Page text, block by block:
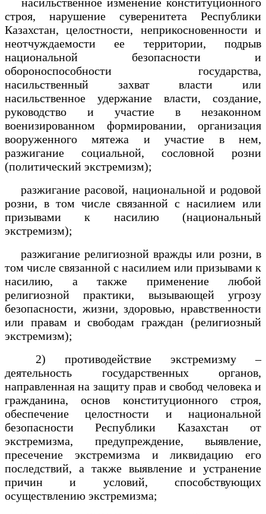
строя, нарушение суверенитета Республики
Казахстан, целостности, неприкосновенности и
неотчуждаемости ее территории, подрыв
национальной безопасности и
обороноспособности государства,
насильственный захват власти или
насильственное удержание власти, создание,
руководство и участие в незаконном
военизированном формировании, организация
вооруженного мятежа и участие в нем,
разжигание социальной, сословной розни
(политический экстремизм);
разжигание расовой, национальной и родовой
розни, в том числе связанной с насилием или
призывами к насилию (национальный
экстремизм);
разжигание религиозной вражды или розни, в
том числе связанной с насилием или призывами к
насилию, а также применение любой
религиозной практики, вызывающей угрозу
безопасности, жизни, здоровью, нравственности
или правам и свободам граждан (религиозный
экстремизм);
2) противодействие экстремизму –
деятельность государственных органов,
направленная на защиту прав и свобод человека и
гражданина, основ конституционного строя,
обеспечение целостности и национальной
безопасности Республики Казахстан от
экстремизма, предупреждение, выявление,
пресечение экстремизма и ликвидацию его
последствий, а также выявление и устранение
причин и условий, способствующих
осуществлению экстремизма;